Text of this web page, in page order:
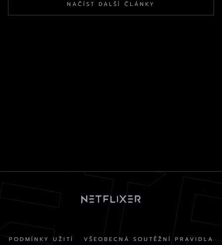
NAČÍST DALŠÍ ČLÁNKY
PODMÍNKY UŽITÍ VŠEOBECNÁ SOUTĚŽNÍ PRAVIDLA